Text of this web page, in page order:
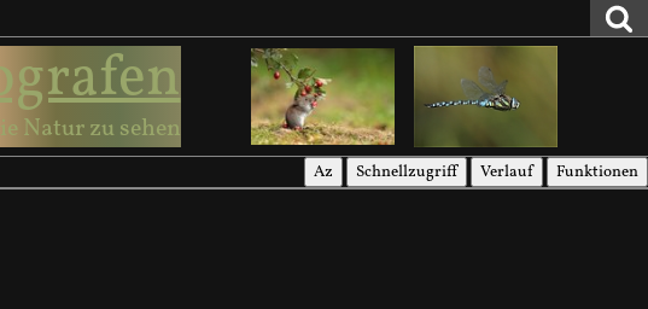
Natur zu sehen
Az Schnellzugriff Verlauf Funktionen